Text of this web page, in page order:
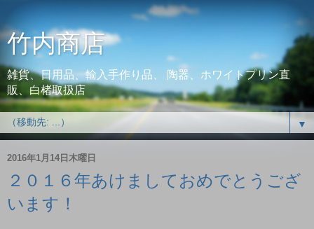
竹内商店
雑貨、日用品、輸入手作り品、 陶器、ホワイトプリン直
販、白楮取扱店
▼
2016年1月14日木曜日
２０１６年あけましておめでとうござ
います！